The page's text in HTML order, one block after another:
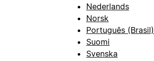
Nederlands
Norsk
Português (Brasil)
Suomi
Svenska